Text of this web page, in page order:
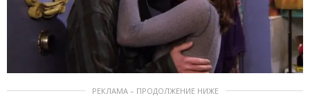
РЕКЛАМА – ПРОДОЛЖЕНИЕ НИЖЕ